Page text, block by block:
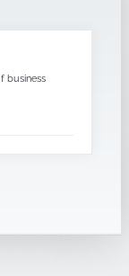
business